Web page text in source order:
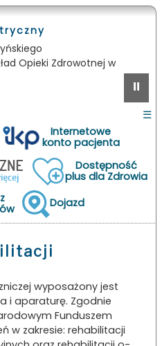
Opieki Zdrowotnej w
⏸
☰
Internetowe
konto pacjenta
Dostępność
plus dla Zdrowia
Dojazd
wy­po­sa­żo­ny jest
i a­pa­ra­tu­rę. Zgo­dnie
Fu­ndu­szem
w za­kre­sie: re­ha­bi­li­ta­cji